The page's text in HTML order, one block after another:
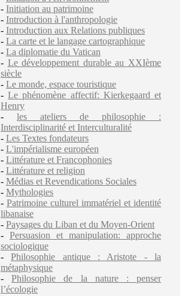
- Initiation au patrimoine
- Introduction à l'anthropologie
- Introduction aux Relations publiques
- La carte et le langage cartographique
- La diplomatie du Vatican
- Le développement durable au XXIème
siècle
- Le monde, espace touristique
-Le phénomène affectif: Kierkegaard et
Henry
- les ateliers de philosophie :
Interdisciplinarité et Interculturalité
- Les Textes fondateurs
- L'impérialisme européen
- Littérature et Francophonies
- Littérature et religion
- Médias et Revendications Sociales
- Mythologies
- Patrimoine culturel immatériel et identité
libanaise
- Paysages du Liban et du Moyen-Orient
- Persuasion et manipulation: approche
sociologique
-Philosophie antique : Aristote - la
métaphysique
-Philosophie de la nature : penser
l’écologie